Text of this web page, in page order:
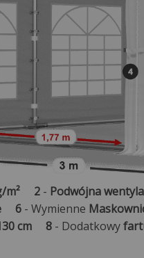
m² 2 - Podwójna
6 - Wymienne
cm 8 - Dodatkowy